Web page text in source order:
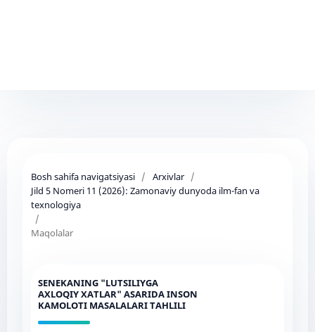
Bosh sahifa navigatsiyasi / Arxivlar /
Jild 5 Nomeri 11 (2026): Zamonaviy dunyoda ilm-fan va
texnologiya
/
Maqolalar
SENEKANING "LUTSILIYGA
AXLOQIY XATLAR" ASARIDA INSON
KAMOLOTI MASALALARI TAHLILI